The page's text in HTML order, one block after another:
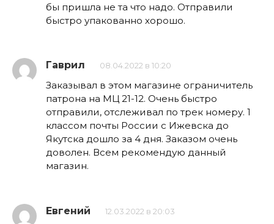
бы пришла не та что надо. Отправили
быстро упакованно хорошо.
Гаврил 08.04.2022 в 10:20
Заказывал в этом магазине ограничитель
патрона на МЦ 21-12. Очень быстро
отправили, отслеживал по трек номеру. 1
классом почты России с Ижевска до
Якутска дошло за 4 дня. Заказом очень
доволен. Всем рекомендую данный
магазин.
Евгений 12.03.2022 в 20:03